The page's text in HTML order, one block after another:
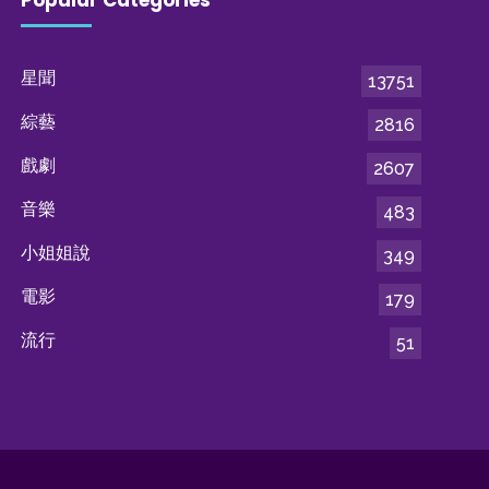
星聞
13751
綜藝
2816
戲劇
2607
音樂
483
小姐姐說
349
電影
179
流行
51